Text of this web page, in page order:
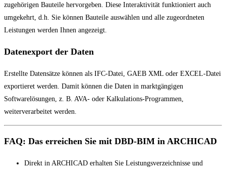
zugehörigen Bauteile hervorgeben. Diese Interaktivität funktioniert auch
umgekehrt, d.h. Sie können Bauteile auswählen und alle zugeordneten
Leistungen werden Ihnen angezeigt.
Datenexport der Daten
Erstellte Datensätze können als IFC-Datei, GAEB XML oder EXCEL-Datei
exportieret werden. Damit können die Daten in marktgängigen
Softwarelösungen, z. B. AVA- oder Kalkulations-Programmen,
weiterverarbeitet werden.
FAQ: Das erreichen Sie mit DBD-BIM in ARCHICAD
Direkt in ARCHICAD erhalten Sie Leistungsverzeichnisse und